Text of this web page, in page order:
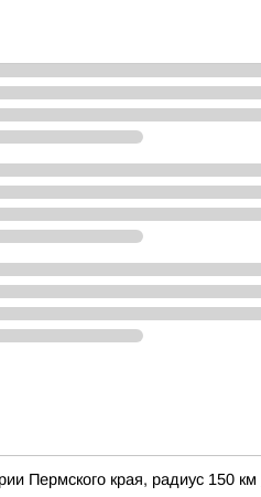
Пермского края, радиус 150 км